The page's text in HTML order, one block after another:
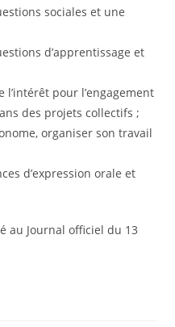
sociales et une
d’apprentissage et
pour l’engagement
des projets collectifs ;
organiser son travail
d’expression orale et
au Journal officiel du 13